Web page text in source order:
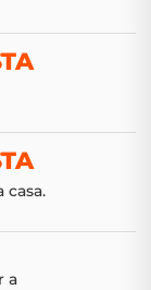
casa.
a